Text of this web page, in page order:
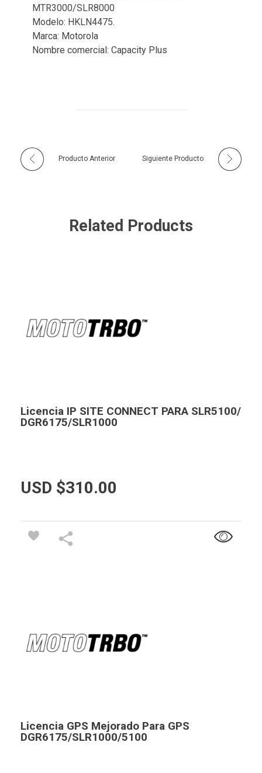
MTR3000/SLR8000
Modelo: HKLN4475.
Marca: Motorola
Nombre comercial: Capacity Plus
Producto Anterior Siguiente Producto
Related Products
Licencia IP SITE CONNECT PARA SLR5100/
DGR6175/SLR1000
USD $310.00
Licencia GPS Mejorado Para GPS
DGR6175/SLR1000/5100